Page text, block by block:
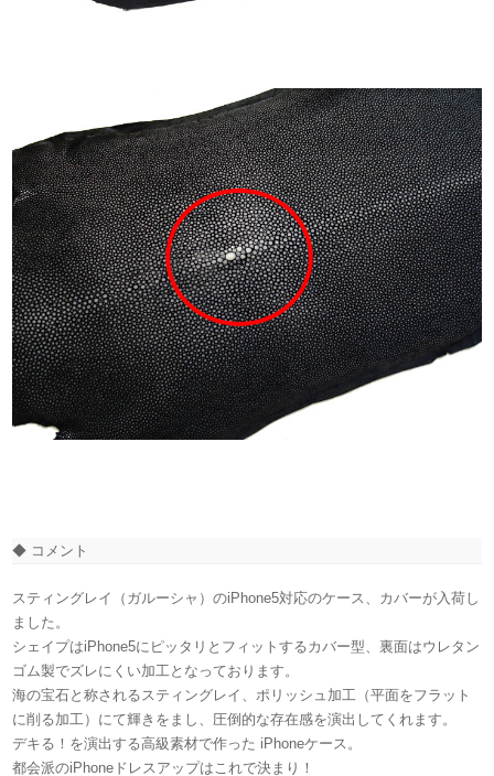
◆ コメント
スティングレイ（ガルーシャ）のiPhone5対応のケース、カバーが入荷し
ました。
シェイプはiPhone5にピッタリとフィットするカバー型、裏面はウレタン
ゴム製でズレにくい加工となっております。
海の宝石と称されるスティングレイ、ポリッシュ加工（平面をフラット
に削る加工）にて輝きをまし、圧倒的な存在感を演出してくれます。
デキる！を演出する高級素材で作った iPhoneケース。
都会派のiPhoneドレスアップはこれで決まり！